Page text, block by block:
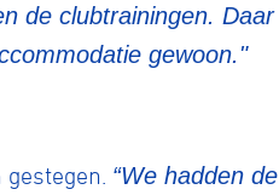
de clubtrainingen. Daar
gewoon."
“We hadden de
Cycling